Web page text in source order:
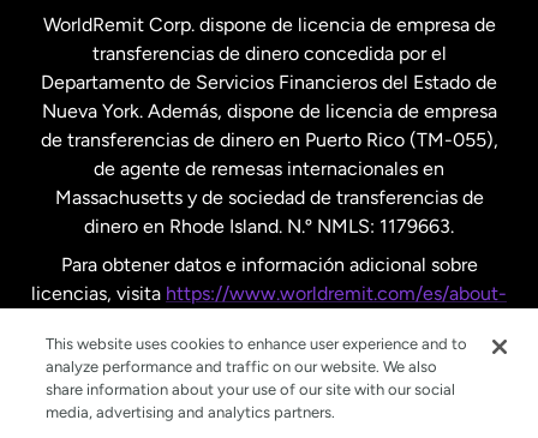
Suecia
WorldRemit Corp. dispone de licencia de empresa de
transferencias de dinero concedida por el
Departamento de Servicios Financieros del Estado de
Nueva York. Además, dispone de licencia de empresa
de transferencias de dinero en Puerto Rico (TM-055),
de agente de remesas internacionales en
Massachusetts y de sociedad de transferencias de
dinero en Rhode Island. N.º NMLS: 1179663.
Para obtener datos e información adicional sobre
licencias, visita https://www.worldremit.com/es/about-
This website uses cookies to enhance user experience and to
analyze performance and traffic on our website. We also
share information about your use of our site with our social
media, advertising and analytics partners.